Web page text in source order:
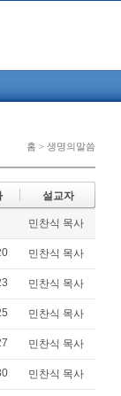
홈 > 생명의말씀
설교자
민찬식 목사
민찬식 목사
민찬식 목사
민찬식 목사
민찬식 목사
민찬식 목사